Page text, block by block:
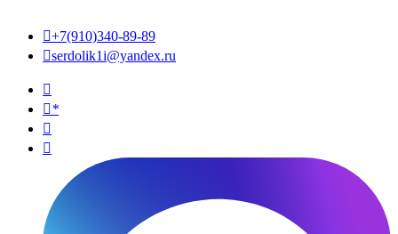
+7(910)340-89-89
serdolik1i@yandex.ru

*

